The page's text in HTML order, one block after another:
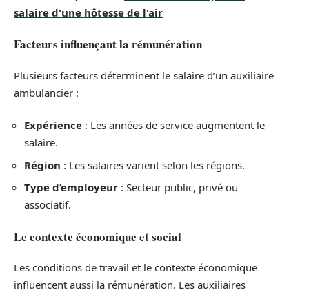
salaire d'une hôtesse de l'air
Facteurs influençant la rémunération
Plusieurs facteurs déterminent le salaire d’un auxiliaire
ambulancier :
Expérience : Les années de service augmentent le
salaire.
Région : Les salaires varient selon les régions.
Type d’employeur : Secteur public, privé ou
associatif.
Le contexte économique et social
Les conditions de travail et le contexte économique
influencent aussi la rémunération. Les auxiliaires